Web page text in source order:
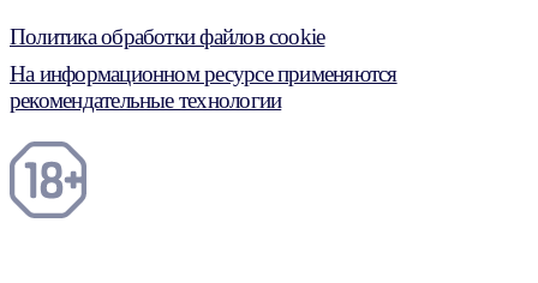
Политика обработки файлов cookie
На информационном ресурсе применяются
рекомендательные технологии